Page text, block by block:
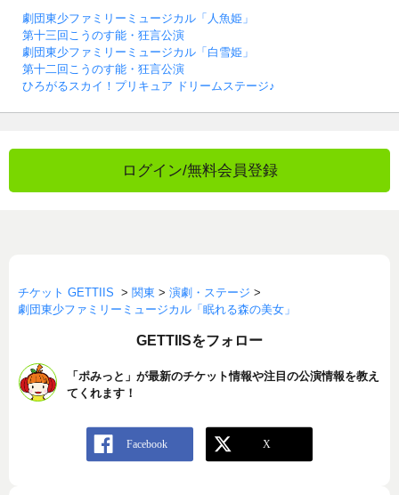
劇団東少ファミリーミュージカル「人魚姫」
第十三回こうのす能・狂言公演
劇団東少ファミリーミュージカル「白雪姫」
第十二回こうのす能・狂言公演
ひろがるスカイ！プリキュア ドリームステージ♪
ログイン/無料会員登録
チケット GETTIIS > 関東 > 演劇・ステージ >
劇団東少ファミリーミュージカル「眠れる森の美女」
GETTIISをフォロー
「ポみっと」が最新のチケット情報や注目の公演情報を教え
てくれます！